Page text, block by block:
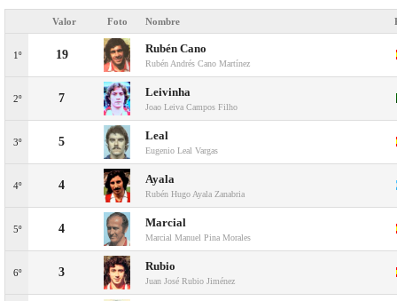
Valor Foto Nombre
1º 19 Rubén Cano
Rubén Andrés Cano Martínez
2º 7 Leivinha
Joao Leiva Campos Filho
3º 5 Leal
Eugenio Leal Vargas
4º 4 Ayala
Rubén Hugo Ayala Zanabria
5º 4 Marcial
Marcial Manuel Pina Morales
6º 3 Rubio
Juan José Rubio Jiménez